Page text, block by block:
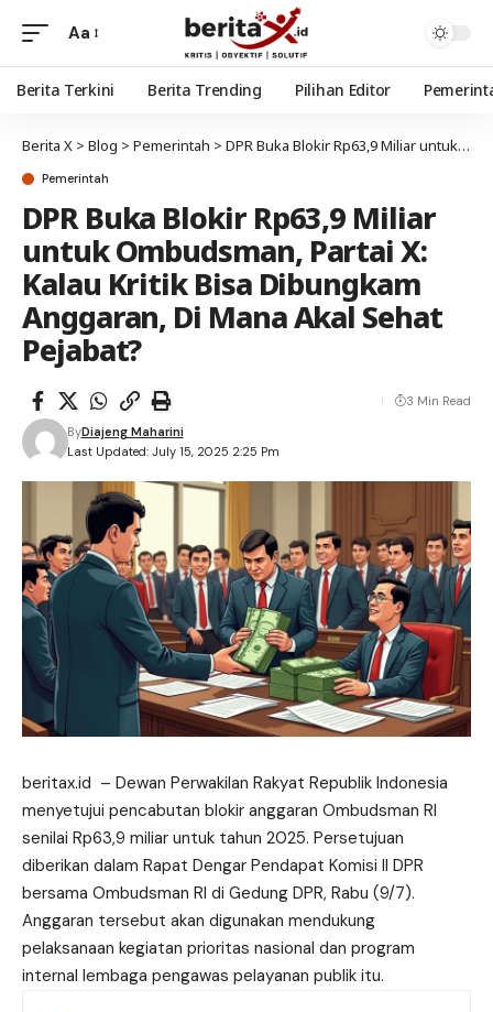
Aa
Berita Terkini Berita Trending Pilihan Editor
Berita X > Blog > Pemerintah > DPR Buka Blokir Rp63,9 Miliar untuk Ombudsman, Partai X: Kalau Kritik Bisa Dibungkam Anggaran, Di Mana Akal Sehat Pejabat?
Pemerintah
DPR Buka Blokir Rp63,9 Miliar
untuk Ombudsman, Partai X:
Kalau Kritik Bisa Dibungkam
Anggaran, Di Mana Akal Sehat
Pejabat?
Last Updated: July 15, 2025 2:25 Pm
ByDiajeng Maharini
3 Min Read
beritax.id – Dewan Perwakilan Rakyat Republik Indonesia
menyetujui pencabutan blokir anggaran Ombudsman RI
senilai Rp63,9 miliar untuk tahun 2025. Persetujuan
diberikan dalam Rapat Dengar Pendapat Komisi II DPR
bersama Ombudsman RI di Gedung DPR, Rabu (9/7).
Anggaran tersebut akan digunakan mendukung
pelaksanaan kegiatan prioritas nasional dan program
internal lembaga pengawas pelayanan publik itu.